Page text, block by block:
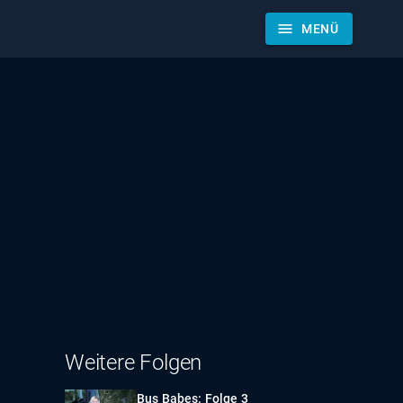
menu MENÜ
Weitere Folgen
Bus Babes: Folge 3